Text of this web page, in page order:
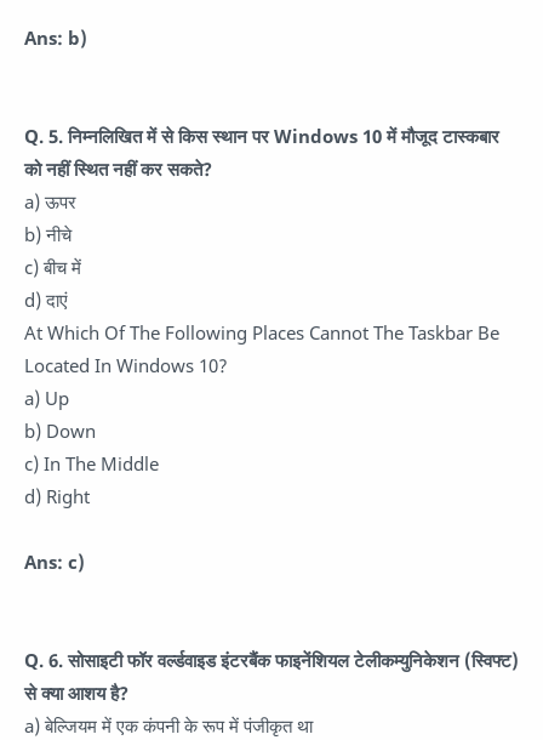
Ans: b)
Q. 5. निम्नलिखित में से किस स्थान पर Windows 10 में मौजूद टास्कबार
को नहीं स्थित नहीं कर सकते?
a) ऊपर
b) नीचे
c) बीच में
d) दाएं
At Which Of The Following Places Cannot The Taskbar Be
Located In Windows 10?
a) Up
b) Down
c) In The Middle
d) Right
Ans: c)
Q. 6. सोसाइटी फॉर वर्ल्डवाइड इंटरबैंक फाइनेंशियल टेलीकम्युनिकेशन (स्विफ्ट)
से क्या आशय है?
a) बेल्जियम में एक कंपनी के रूप में पंजीकृत था